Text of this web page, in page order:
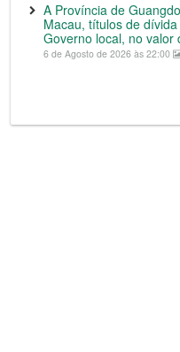
A Província de
Macau, títulos de dívida
Governo local, no valor
6 de Agosto de 2026 às 22:00